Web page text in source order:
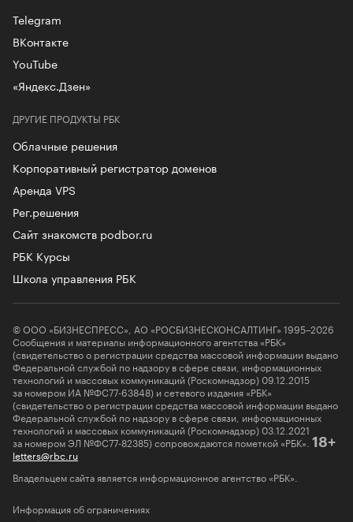
ДРУГИЕ ПРОДУКТЫ РБК
Облачные решения
Корпоративный регистратор доменов
Аренда VPS
Рег.решения
Сайт знакомств podbor.ru
РБК Курсы
Школа управления РБК
Telegram
ВКонтакте
YouTube
«Яндекс.Дзен»
© ООО «БИЗНЕСПРЕСС», АО «РОСБИЗНЕСКОНСАЛТИНГ» 1995–2026
Сообщения и материалы информационного агентства «РБК»
(свидетельство о регистрации средства массовой информации выдано
Федеральной службой по надзору в сфере связи, информационных
технологий и массовых коммуникаций (Роскомнадзор) 09.12.2015
за номером ИА №ФС77-63848) и сетевого издания «РБК»
(свидетельство о регистрации средства массовой информации выдано
Федеральной службой по надзору в сфере связи, информационных
технологий и массовых коммуникаций (Роскомнадзор) 03.12.2021
за номером ЭЛ №ФС77-82385) сопровождаются пометкой «РБК». 18+
letters@rbc.ru
Владельцем сайта является информационное агентство «РБК».
Информация об ограничениях